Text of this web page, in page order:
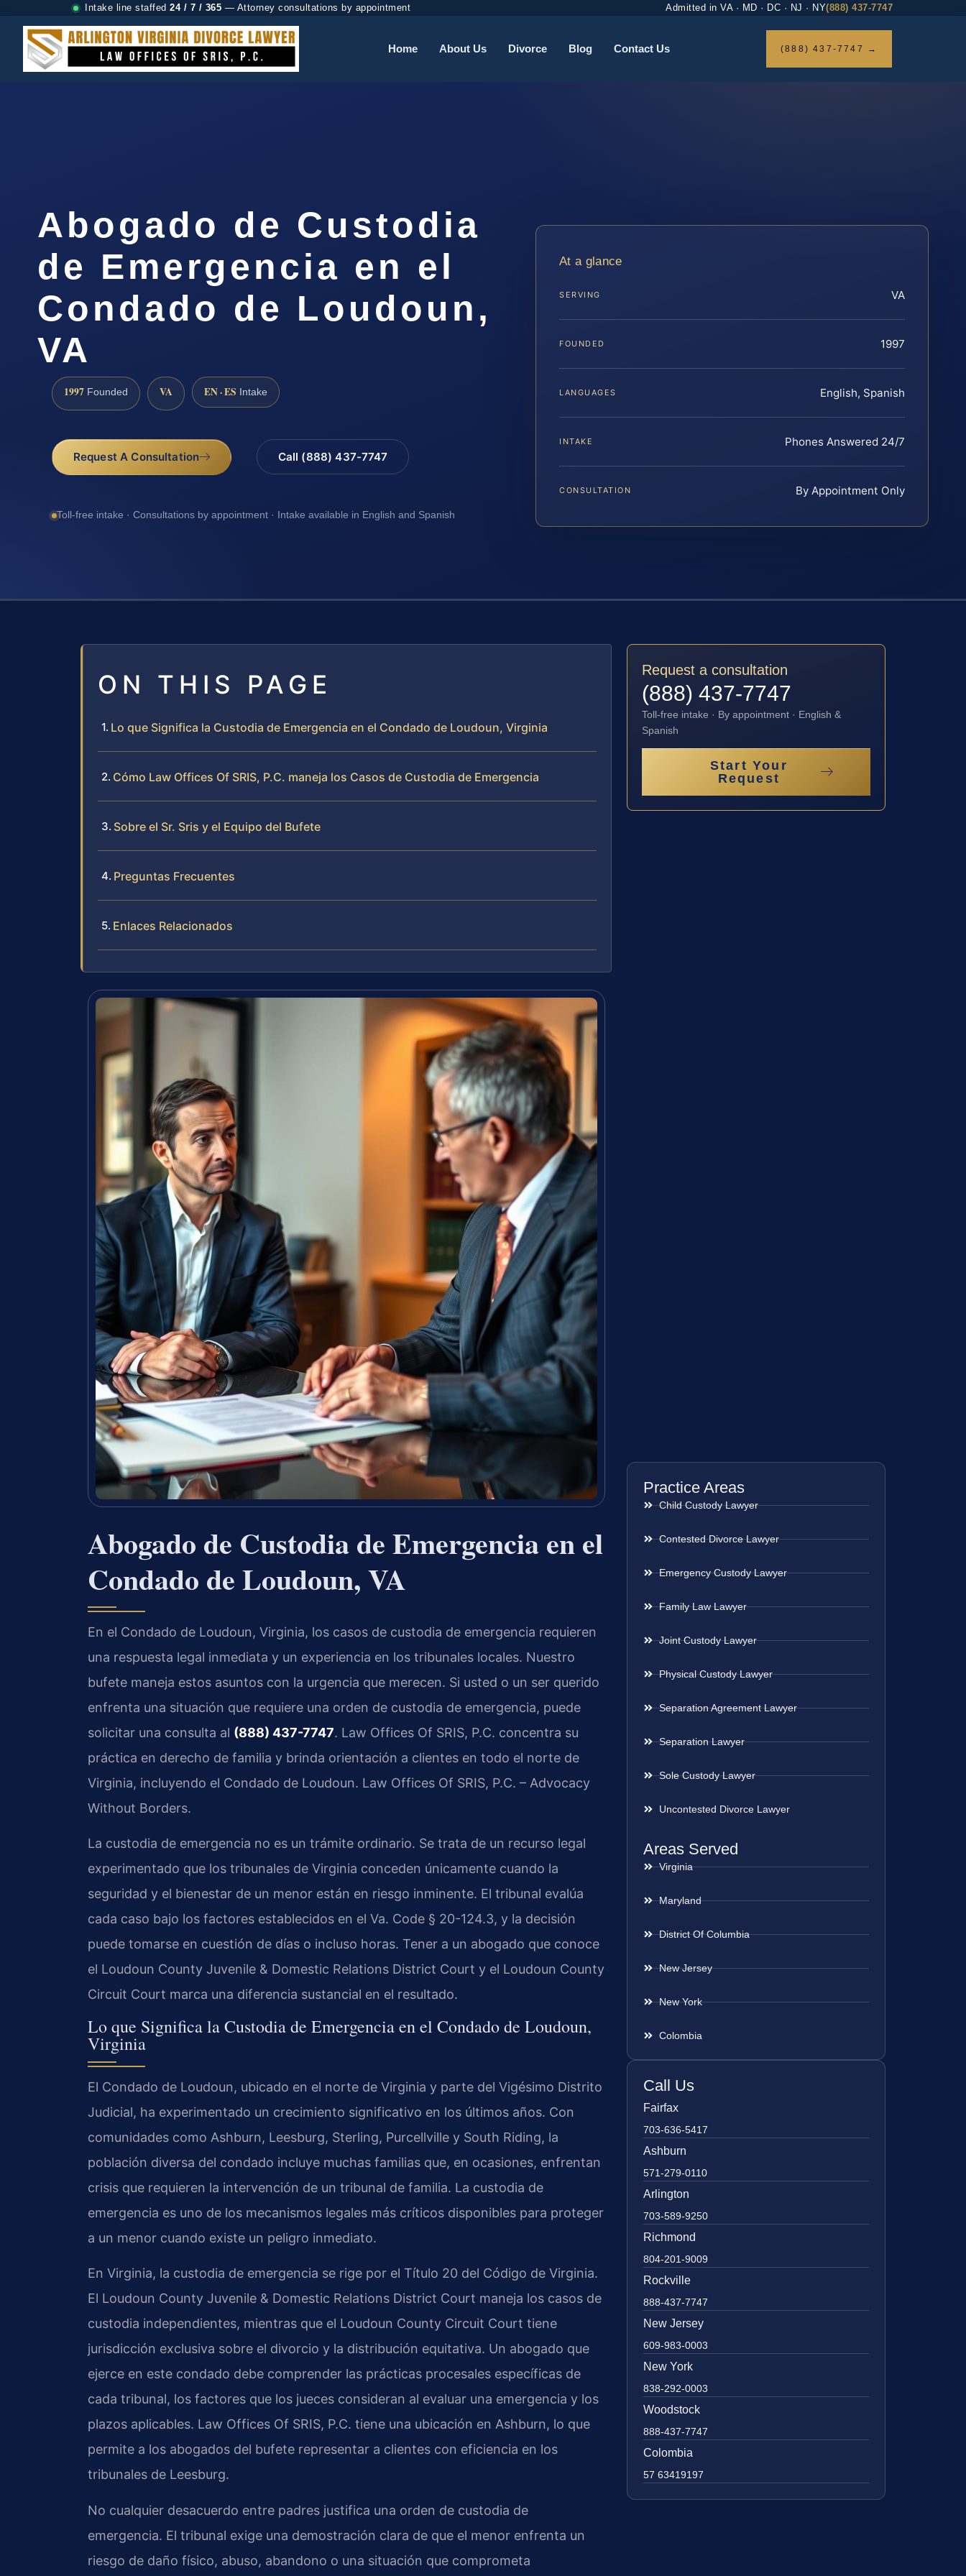
Intake line staffed 24 / 7 / 365 — Attorney consultations by appointment Admitted in VA · MD · DC · NJ · NY(888) 437-7747
Home About Us Divorce Blog Contact Us (888) 437-7747 →
Abogado de Custodia
de Emergencia en el
Condado de Loudoun,
VA
1997 Founded VA EN · ES Intake
Request A Consultation Call (888) 437-7747
Toll-free intake · Consultations by appointment · Intake available in English and Spanish
At a glance
SERVING VA
FOUNDED 1997
LANGUAGES English, Spanish
INTAKE Phones Answered 24/7
CONSULTATION By Appointment Only
ON THIS PAGE
Lo que Significa la Custodia de Emergencia en el Condado de Loudoun, Virginia
Cómo Law Offices Of SRIS, P.C. maneja los Casos de Custodia de Emergencia
Sobre el Sr. Sris y el Equipo del Bufete
Preguntas Frecuentes
Enlaces Relacionados
Abogado de Custodia de Emergencia en el
Condado de Loudoun, VA
En el Condado de Loudoun, Virginia, los casos de custodia de emergencia requieren
una respuesta legal inmediata y un experiencia en los tribunales locales. Nuestro
bufete maneja estos asuntos con la urgencia que merecen. Si usted o un ser querido
enfrenta una situación que requiere una orden de custodia de emergencia, puede
solicitar una consulta al (888) 437-7747. Law Offices Of SRIS, P.C. concentra su
práctica en derecho de familia y brinda orientación a clientes en todo el norte de
Virginia, incluyendo el Condado de Loudoun. Law Offices Of SRIS, P.C. – Advocacy
Without Borders.
La custodia de emergencia no es un trámite ordinario. Se trata de un recurso legal
experimentado que los tribunales de Virginia conceden únicamente cuando la
seguridad y el bienestar de un menor están en riesgo inminente. El tribunal evalúa
cada caso bajo los factores establecidos en el Va. Code § 20-124.3, y la decisión
puede tomarse en cuestión de días o incluso horas. Tener a un abogado que conoce
el Loudoun County Juvenile & Domestic Relations District Court y el Loudoun County
Circuit Court marca una diferencia sustancial en el resultado.
Lo que Significa la Custodia de Emergencia en el Condado de Loudoun,
Virginia
El Condado de Loudoun, ubicado en el norte de Virginia y parte del Vigésimo Distrito
Judicial, ha experimentado un crecimiento significativo en los últimos años. Con
comunidades como Ashburn, Leesburg, Sterling, Purcellville y South Riding, la
población diversa del condado incluye muchas familias que, en ocasiones, enfrentan
crisis que requieren la intervención de un tribunal de familia. La custodia de
emergencia es uno de los mecanismos legales más críticos disponibles para proteger
a un menor cuando existe un peligro inmediato.
En Virginia, la custodia de emergencia se rige por el Título 20 del Código de Virginia.
El Loudoun County Juvenile & Domestic Relations District Court maneja los casos de
custodia independientes, mientras que el Loudoun County Circuit Court tiene
jurisdicción exclusiva sobre el divorcio y la distribución equitativa. Un abogado que
ejerce en este condado debe comprender las prácticas procesales específicas de
cada tribunal, los factores que los jueces consideran al evaluar una emergencia y los
plazos aplicables. Law Offices Of SRIS, P.C. tiene una ubicación en Ashburn, lo que
permite a los abogados del bufete representar a clientes con eficiencia en los
tribunales de Leesburg.
No cualquier desacuerdo entre padres justifica una orden de custodia de
emergencia. El tribunal exige una demostración clara de que el menor enfrenta un
riesgo de daño físico, abuso, abandono o una situación que comprometa
Request a consultation
(888) 437-7747
Toll-free intake · By appointment · English &
Spanish
Start Your
Request
Practice Areas
Child Custody Lawyer
Contested Divorce Lawyer
Emergency Custody Lawyer
Family Law Lawyer
Joint Custody Lawyer
Physical Custody Lawyer
Separation Agreement Lawyer
Separation Lawyer
Sole Custody Lawyer
Uncontested Divorce Lawyer
Areas Served
Virginia
Maryland
District Of Columbia
New Jersey
New York
Colombia
Call Us
Fairfax
703-636-5417
Ashburn
571-279-0110
Arlington
703-589-9250
Richmond
804-201-9009
Rockville
888-437-7747
New Jersey
609-983-0003
New York
838-292-0003
Woodstock
888-437-7747
Colombia
57 63419197